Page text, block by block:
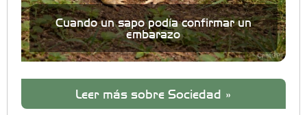
Cuando un sapo podía confirmar un
embarazo
Leer más sobre Sociedad »